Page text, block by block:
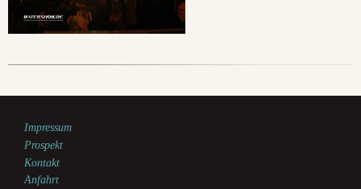
Impressum
Prospekt
Kontakt
Anfahrt